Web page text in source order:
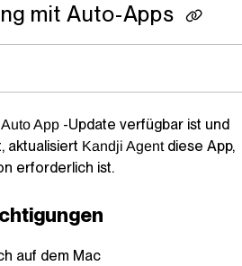
mit Auto-Apps
Auto App -Update verfügbar ist und
aktualisiert Kandji Agentdiese App,
erforderlich ist.
auf dem Mac